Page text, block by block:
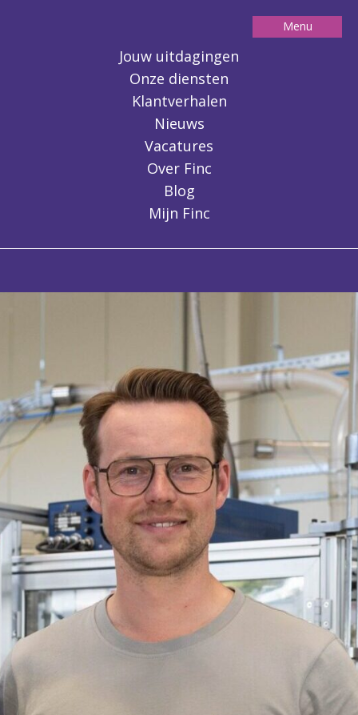
Menu
Jouw uitdagingen
Onze diensten
Klantverhalen
Nieuws
Vacatures
Over Finc
Blog
Mijn Finc
Waardebepaling bedrijf
Bedrijfsfinanciering bij aankoop of overname
Due diligence onderzoek
Klantverhalen